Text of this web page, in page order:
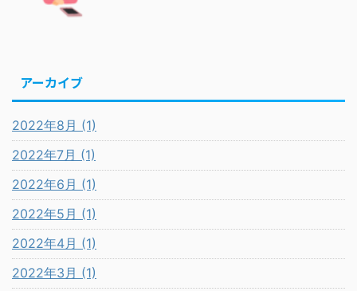
アーカイブ
2022年8月 (1)
2022年7月 (1)
2022年6月 (1)
2022年5月 (1)
2022年4月 (1)
2022年3月 (1)